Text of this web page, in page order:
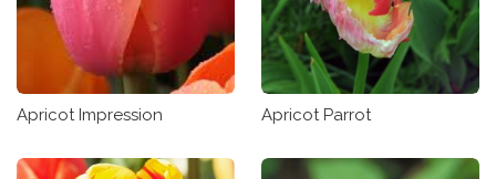
Apricot Impression Apricot Parrot